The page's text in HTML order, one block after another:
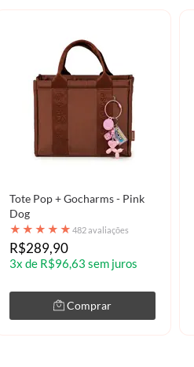
Tote Pop + Gocharms - Pink
Dog
★ ★ ★ ★ ★ 482 avaliações
R$289,90
3x de R$96,63 sem juros
Comprar